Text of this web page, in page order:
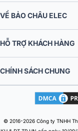
VỀ BẢO CHÂU ELEC
HỖ TRỢ KHÁCH HÀNG
CHÍNH SÁCH CHUNG
© 2016-2026 Công ty TNHH